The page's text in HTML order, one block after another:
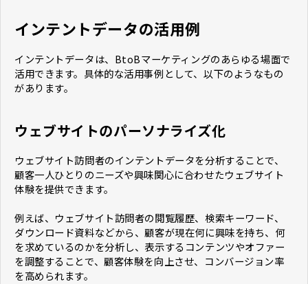
インテントデータの活用例
インテントデータは、BtoBマーケティングのあらゆる場面で
活用できます。具体的な活用事例として、以下のようなもの
があります。
ウェブサイトのパーソナライズ化
ウェブサイト訪問者のインテントデータを分析することで、
顧客一人ひとりのニーズや興味関心に合わせたウェブサイト
体験を提供できます。
例えば、ウェブサイト訪問者の閲覧履歴、検索キーワード、
ダウンロード資料などから、顧客が現在何に興味を持ち、何
を求めているのかを分析し、表示するコンテンツやオファー
を調整することで、顧客体験を向上させ、コンバージョン率
を高められます。